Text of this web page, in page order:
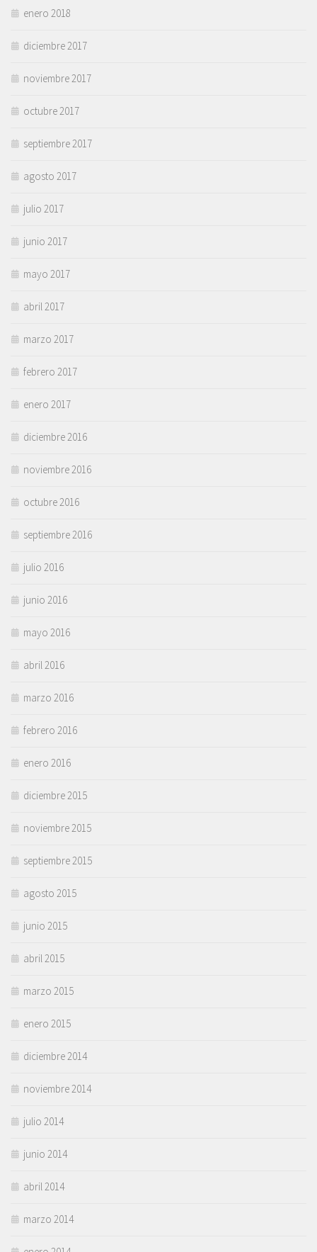
enero 2018
diciembre 2017
noviembre 2017
octubre 2017
septiembre 2017
agosto 2017
julio 2017
junio 2017
mayo 2017
abril 2017
marzo 2017
febrero 2017
enero 2017
diciembre 2016
noviembre 2016
octubre 2016
septiembre 2016
julio 2016
junio 2016
mayo 2016
abril 2016
marzo 2016
febrero 2016
enero 2016
diciembre 2015
noviembre 2015
septiembre 2015
agosto 2015
junio 2015
abril 2015
marzo 2015
enero 2015
diciembre 2014
noviembre 2014
julio 2014
junio 2014
abril 2014
marzo 2014